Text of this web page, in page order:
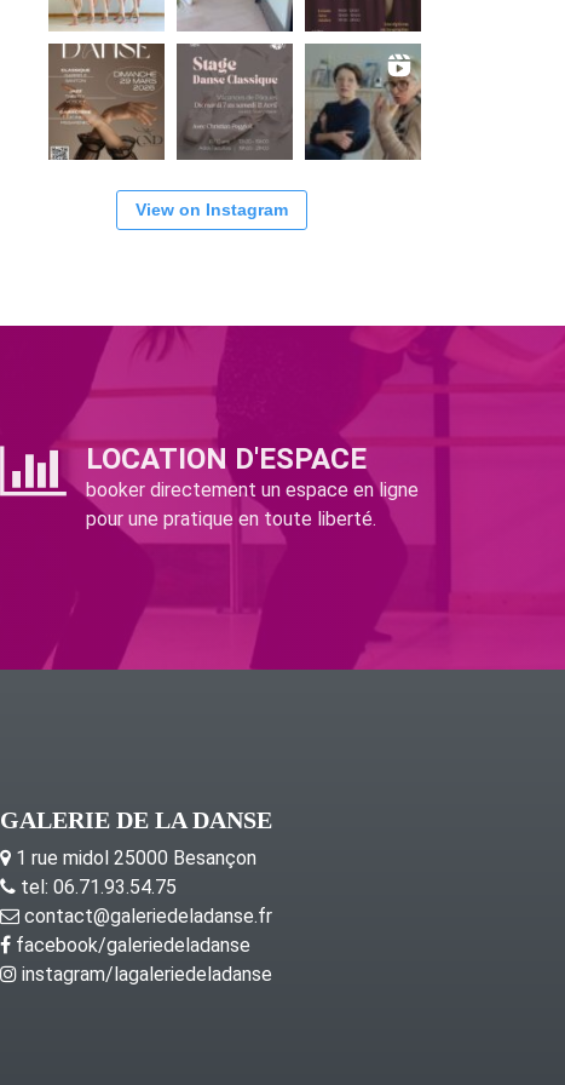
View on Instagram
LOCATION D'ESPACE
booker directement un espace en ligne
pour une pratique en toute liberté.
GALERIE DE LA DANSE
1 rue midol 25000 Besançon
tel: 06.71.93.54.75
contact@galeriedeladanse.fr
facebook/galeriedeladanse
instagram/lagaleriedeladanse